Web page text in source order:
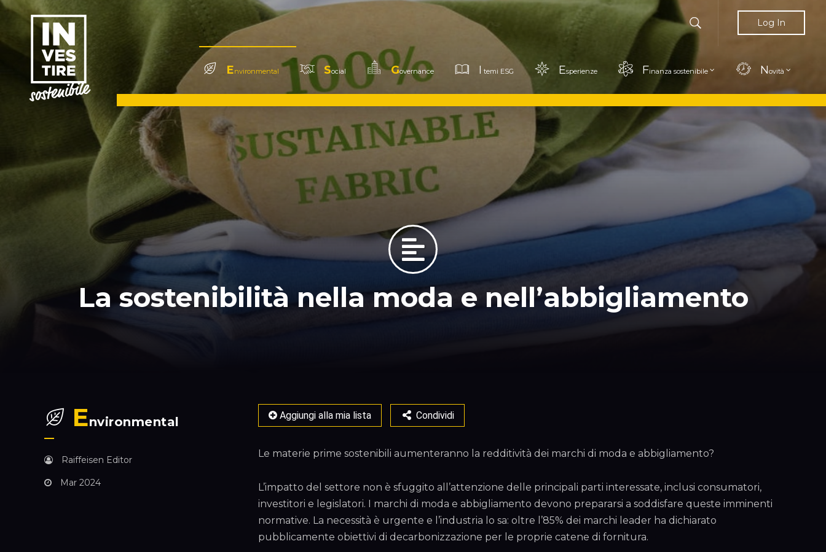
Log In
Environmental Social Governance I temi ESG Esperienze Finanza sostenibile Novità
La sostenibilità nella moda e nell’abbigliamento
Aggiungi alla mia lista Condividi
Le materie prime sostenibili aumenteranno la redditività dei marchi di moda e abbigliamento?
L’impatto del settore non è sfuggito all’attenzione delle principali parti interessate, inclusi consumatori,
investitori e legislatori. I marchi di moda e abbigliamento devono prepararsi a soddisfare queste imminenti
normative. La necessità è urgente e l’industria lo sa: oltre l’85% dei marchi leader ha dichiarato
pubblicamente obiettivi di decarbonizzazione per le proprie catene di fornitura.
Environmental
Raiffeisen Editor
Mar 2024